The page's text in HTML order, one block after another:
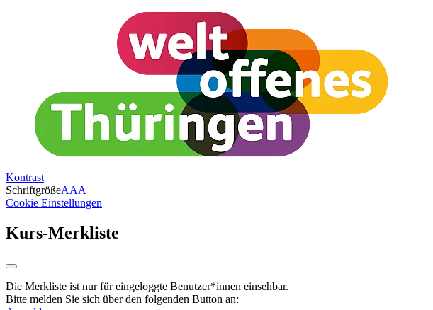
Kontrast
SchriftgrößeAAA
Cookie Einstellungen
Kurs-Merkliste
Die Merkliste ist nur für eingeloggte Benutzer*innen einsehbar.
Bitte melden Sie sich über den folgenden Button an: